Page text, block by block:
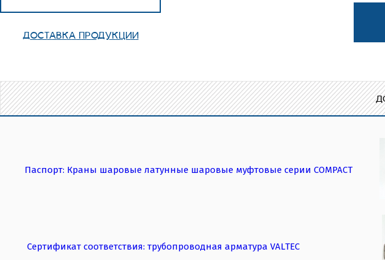
ДОСТАВКА ПРОДУКЦИИ
стандартного прохода,
Паспорт: Краны шаровые латунные шаровые муфтовые серии COMPACT
Сертификат соответствия: трубопроводная арматура VALTEC